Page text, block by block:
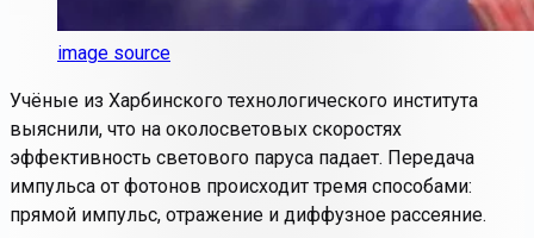
image source
Учёные из Харбинского технологического института
выяснили, что на околосветовых скоростях
эффективность светового паруса падает. Передача
импульса от фотонов происходит тремя способами:
прямой импульс, отражение и диффузное рассеяние.